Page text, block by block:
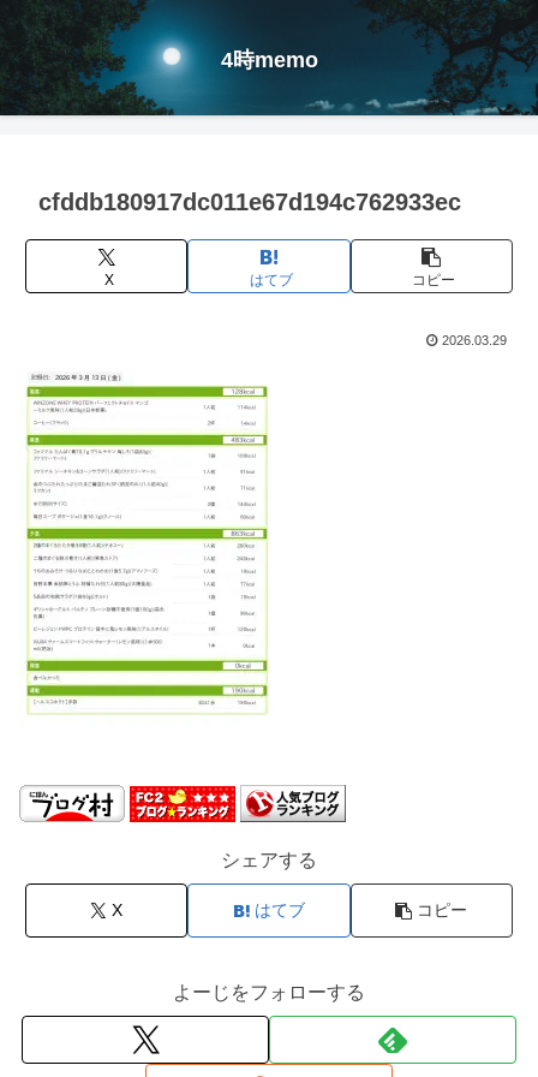
4時memo
cfddb180917dc011e67d194c762933ec
X はてブ コピー
2026.03.29
シェアする
X はてブ コピー
よーじをフォローする